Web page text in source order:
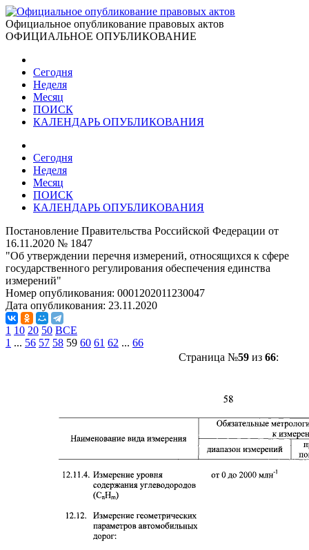
Официальное опубликование правовых актов
ОФИЦИАЛЬНОЕ ОПУБЛИКОВАНИЕ
Сегодня
Неделя
Месяц
ПОИСК
КАЛЕНДАРЬ ОПУБЛИКОВАНИЯ
Сегодня
Неделя
Месяц
ПОИСК
КАЛЕНДАРЬ ОПУБЛИКОВАНИЯ
Постановление Правительства Российской Федерации от
16.11.2020 № 1847
"Об утверждении перечня измерений, относящихся к сфере
государственного регулирования обеспечения единства
измерений"
Номер опубликования: 0001202011230047
Дата опубликования: 23.11.2020
1 10 20 50 ВСЕ
1 ... 56 57 58 59 60 61 62 ... 66
Страница №59из 66: